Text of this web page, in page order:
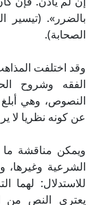
الصحابة).
وقد اختلفت
الفقه وشروح
النصوص، وهي أبلغ
عن كونه نظريا لا
ويمكن مناقشة
الشرعية وغيرها،
للاستدلال:
يعتري النص من